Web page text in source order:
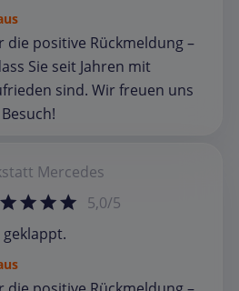
die positive Rückmeldung –
Sie seit Jahren mit
sind. Wir freuen uns
Mercedes
5,0/5